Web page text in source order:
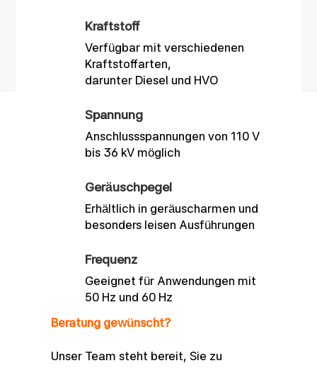
Kraftstoff
Verfügbar mit verschiedenen
Kraftstoffarten,
darunter Diesel und HVO
Spannung
Anschlussspannungen von 110 V
bis 36 kV möglich
Geräuschpegel
Erhältlich in geräuscharmen und
besonders leisen Ausführungen
Frequenz
Geeignet für Anwendungen mit
50 Hz und 60 Hz
Beratung gewünscht?
Unser Team steht bereit, Sie zu